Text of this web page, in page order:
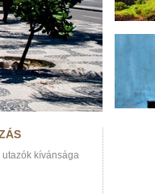
kívánsága